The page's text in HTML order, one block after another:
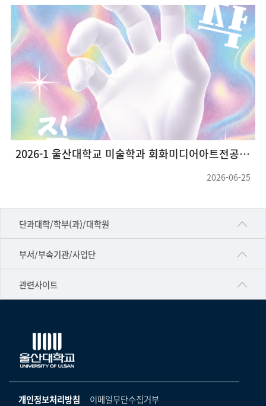
2026-1 울산대학교 미술학과 회화미디어아트전공 대학원 그룹전<호작질>
2026-06-25
단과대학/학부(과)/대학원
■인문대학
▷국어국문학부
▷일본어·일본학과
▷프랑스어·프랑스학과
▷스페인·중남미학과
▷철학·상담학과
부서/부속기관/사업단
공동기기센터
공학교육혁신센터
국제교류처
기초과학연구소
관련사이트
건강가정지원센터
교수협의회
노동조합
생명윤리위원회
온라인 기술거래 플랫폼
개인정보처리방침 이메일무단수집거부